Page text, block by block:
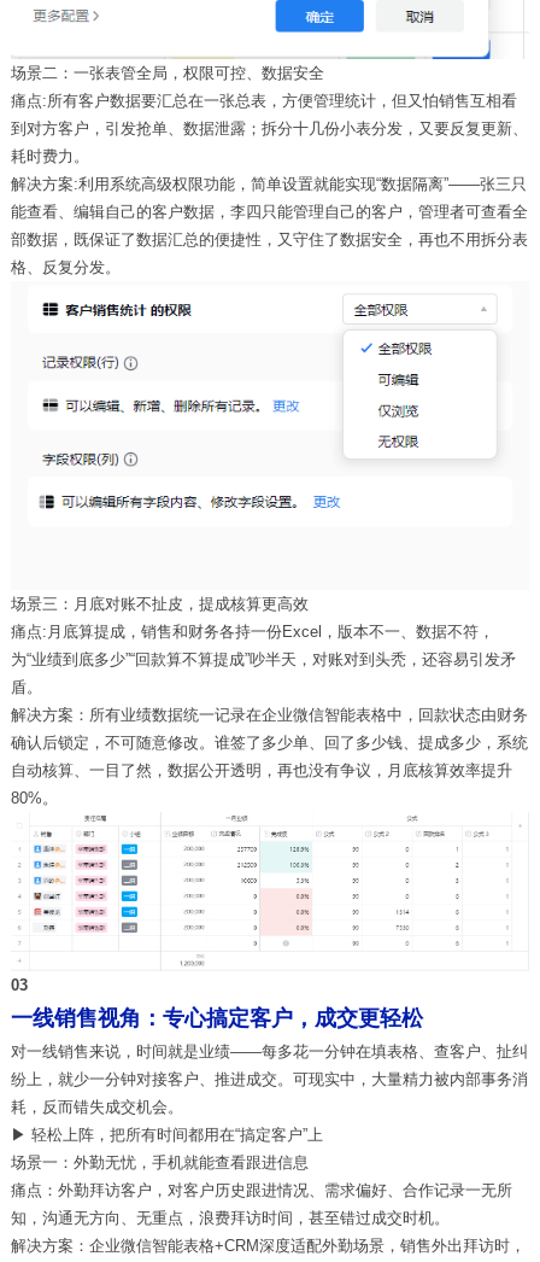
场景二：一张表管全局，权限可控、数据安全
痛点:所有客户数据要汇总在一张总表，方便管理统计，但又怕销售互相看
到对方客户，引发抢单、数据泄露；拆分十几份小表分发，又要反复更新、
耗时费力。
解决方案:利用系统高级权限功能，简单设置就能实现“数据隔离”——张三只
能查看、编辑自己的客户数据，李四只能管理自己的客户，管理者可查看全
部数据，既保证了数据汇总的便捷性，又守住了数据安全，再也不用拆分表
格、反复分发。
场景三：月底对账不扯皮， 提成核算更高效
痛点:月底算提成，销售和财务各持一份Excel ，版本不一、数据不符，
为“业绩到底多少”“回款算不算提成”吵半天，对账对到头秃，还容易引发矛
盾。
解决方案：所有业绩数据统一记录在企业微信智能表格中，回款状态由财务
确认后锁定，不可随意修改。谁签了多少单、回了多少钱、提成多少，系统
自动核算、一目了然，数据公开透明，再也没有争议，月底核算效率提升
80% 。
03
一线销售视角：专心搞定客户，成交更轻松
对一线销售来说，时间就是业绩——每多花一分钟在填表格、查客户、扯纠
纷上，就少一分钟对接客户、推进成交。可现实中，大量精力被内部事务消
耗，反而错失成交机会。
▶ 轻松上阵，把所有时间都用在“搞定客户”上
场景一：外勤无忧，手机就能查看跟进信息
痛点：外勤拜访客户，对客户历史跟进情况、需求偏好、合作记录一无所
知，沟通无方向、无重点，浪费拜访时间，甚至错过成交时机。
解决方案：企业微信智能表格+CRM深度适配外勤场景，销售外出拜访时，